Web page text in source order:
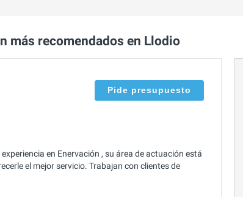
más recomendados en Llodio
Pide presupuesto
en Enervación , su área de actuación está
el mejor servicio. Trabajan con clientes de